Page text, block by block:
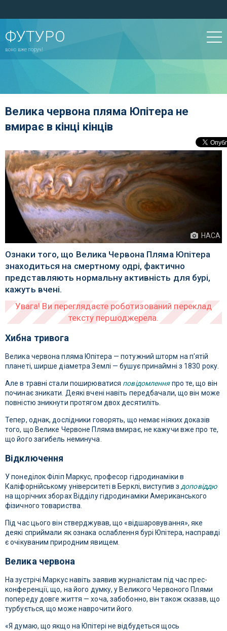
ФУТУРО
воно вже поруч!
Велика червона пляма Юпітера не
вмирає в кінці кінців
НАСА
Ознаки того, що Велика Червона Пляма Юпітера
знаходиться на смертному одрі, фактично
представляють нормальну активність для бурі,
кажуть вчені.
Хибна тривога
Велика червона пляма Юпітера — потужний шторм на п'ятій
планеті, ширше діаметра Землі — бушує принаймні з 1830 року.
Але в травні стали поширюватися повідомленняпро те, що він
починає зникати. Деякі вчені навіть передбачали, що він може
повністю зникнути протягом двох десятиліть.
Тепер, однак, дослідники говорять, що немає ніяких доказів
того, що Велике Червоне Пляма вмирає, не кажучи вже про те,
що його загибель неминуча.
Відключення
У понеділок Філіп Маркус, професор гідродинаміки в
Каліфорнійському університеті в Берклі, виступив здоповіддю
на щорічних зборах Відділу гідродинаміки Американського
фізичного товариства.
Під час цього він стверджував, що «відшаровування», яке
деякі сприймали як ознака ослаблення бурі Юпітера, насправді
є очікуваним природним явищем.
Велика червона
На зустрічі Маркус навіть заявив журналістам під час прес-
конференції, що, на його думку, у Великого Червоного Плями
попереду довге життя — хоча, забобонно, він також сказав, що
турбується, що може наврочити його.
«Я думаю, що якщо на Юпітері не відбудеться щось